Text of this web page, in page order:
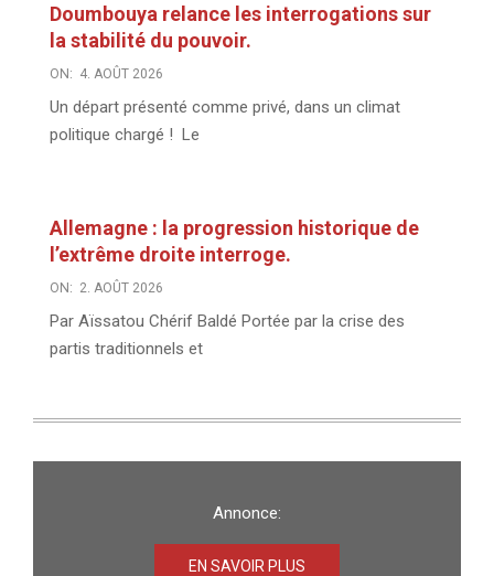
Doumbouya relance les interrogations sur
la stabilité du pouvoir.
ON: 4. AOÛT 2026
Un départ présenté comme privé, dans un climat
politique chargé ! Le
Allemagne : la progression historique de
l’extrême droite interroge.
ON: 2. AOÛT 2026
Par Aïssatou Chérif Baldé Portée par la crise des
partis traditionnels et
Annonce:
EN SAVOIR PLUS